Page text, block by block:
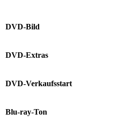
DVD-Bild
DVD-Extras
DVD-Verkaufsstart
Blu-ray-Ton